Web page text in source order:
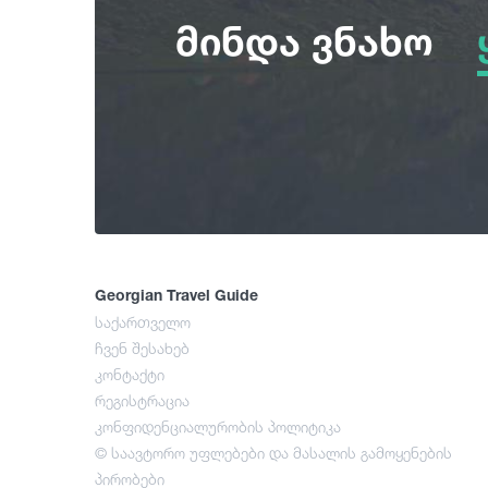
მინდა ვნახო
Georgian Travel Guide
საქართველო
ჩვენ შესახებ
კონტაქტი
რეგისტრაცია
კონფიდენციალურობის პოლიტიკა
© საავტორო უფლებები და მასალის გამოყენების
პირობები